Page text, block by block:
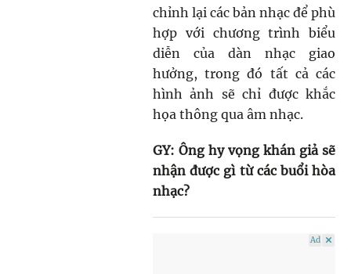
chỉnh lại các bản nhạc để phù
hợp với chương trình biểu
diễn của dàn nhạc giao
hưởng, trong đó tất cả các
hình ảnh sẽ chỉ được khắc
họa thông qua âm nhạc.
GY: Ông hy vọng khán giả sẽ
nhận được gì từ các buổi hòa
nhạc?
Ad